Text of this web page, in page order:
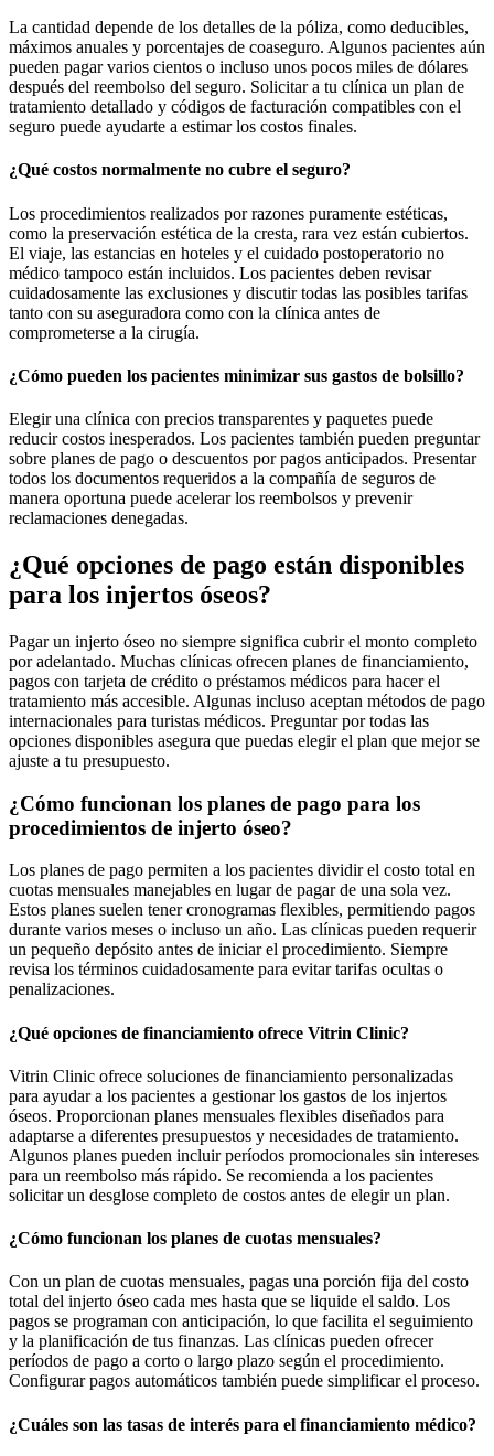
La cantidad depende de los detalles de la póliza, como deducibles,
máximos anuales y porcentajes de coaseguro. Algunos pacientes aún
pueden pagar varios cientos o incluso unos pocos miles de dólares
después del reembolso del seguro. Solicitar a tu clínica un plan de
tratamiento detallado y códigos de facturación compatibles con el
seguro puede ayudarte a estimar los costos finales.
¿Qué costos normalmente no cubre el seguro?
Los procedimientos realizados por razones puramente estéticas,
como la preservación estética de la cresta, rara vez están cubiertos.
El viaje, las estancias en hoteles y el cuidado postoperatorio no
médico tampoco están incluidos. Los pacientes deben revisar
cuidadosamente las exclusiones y discutir todas las posibles tarifas
tanto con su aseguradora como con la clínica antes de
comprometerse a la cirugía.
¿Cómo pueden los pacientes minimizar sus gastos de bolsillo?
Elegir una clínica con precios transparentes y paquetes puede
reducir costos inesperados. Los pacientes también pueden preguntar
sobre planes de pago o descuentos por pagos anticipados. Presentar
todos los documentos requeridos a la compañía de seguros de
manera oportuna puede acelerar los reembolsos y prevenir
reclamaciones denegadas.
¿Qué opciones de pago están disponibles
para los injertos óseos?
Pagar un injerto óseo no siempre significa cubrir el monto completo
por adelantado. Muchas clínicas ofrecen planes de financiamiento,
pagos con tarjeta de crédito o préstamos médicos para hacer el
tratamiento más accesible. Algunas incluso aceptan métodos de pago
internacionales para turistas médicos. Preguntar por todas las
opciones disponibles asegura que puedas elegir el plan que mejor se
ajuste a tu presupuesto.
¿Cómo funcionan los planes de pago para los
procedimientos de injerto óseo?
Los planes de pago permiten a los pacientes dividir el costo total en
cuotas mensuales manejables en lugar de pagar de una sola vez.
Estos planes suelen tener cronogramas flexibles, permitiendo pagos
durante varios meses o incluso un año. Las clínicas pueden requerir
un pequeño depósito antes de iniciar el procedimiento. Siempre
revisa los términos cuidadosamente para evitar tarifas ocultas o
penalizaciones.
¿Qué opciones de financiamiento ofrece Vitrin Clinic?
Vitrin Clinic ofrece soluciones de financiamiento personalizadas
para ayudar a los pacientes a gestionar los gastos de los injertos
óseos. Proporcionan planes mensuales flexibles diseñados para
adaptarse a diferentes presupuestos y necesidades de tratamiento.
Algunos planes pueden incluir períodos promocionales sin intereses
para un reembolso más rápido. Se recomienda a los pacientes
solicitar un desglose completo de costos antes de elegir un plan.
¿Cómo funcionan los planes de cuotas mensuales?
Con un plan de cuotas mensuales, pagas una porción fija del costo
total del injerto óseo cada mes hasta que se liquide el saldo. Los
pagos se programan con anticipación, lo que facilita el seguimiento
y la planificación de tus finanzas. Las clínicas pueden ofrecer
períodos de pago a corto o largo plazo según el procedimiento.
Configurar pagos automáticos también puede simplificar el proceso.
¿Cuáles son las tasas de interés para el financiamiento médico?